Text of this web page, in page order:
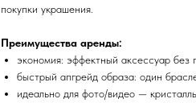
покупки украшения.
Преимущества аренды:
экономия: эффектный аксессуар без
быстрый апгрейд образа: один
идеально для фото/видео —